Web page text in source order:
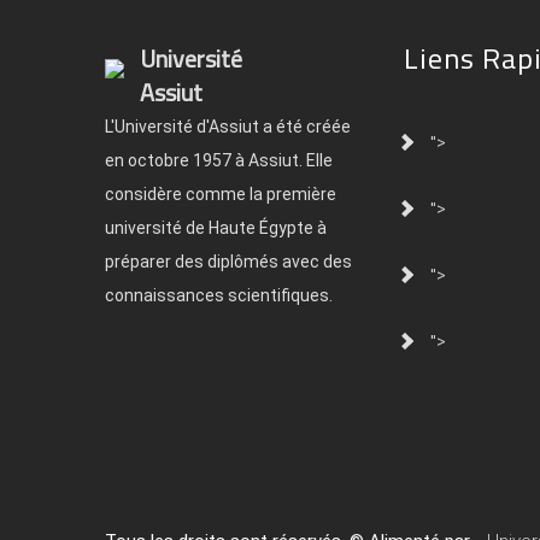
Université
Assiut
L'Université d'Assiut a été créée
en octobre 1957 à Assiut. Elle
considère comme la première
université de Haute Égypte à
préparer des diplômés avec des
connaissances scientifiques.
Liens
">
">
">
">